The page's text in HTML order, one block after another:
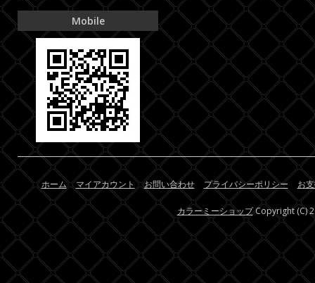
Mobile
ホーム マイアカウント お問い合わせ プライバシーポリシー お
カラーミーショップCopyright (C)